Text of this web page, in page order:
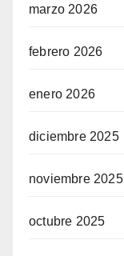
marzo 2026
febrero 2026
enero 2026
diciembre 2025
noviembre 2025
octubre 2025